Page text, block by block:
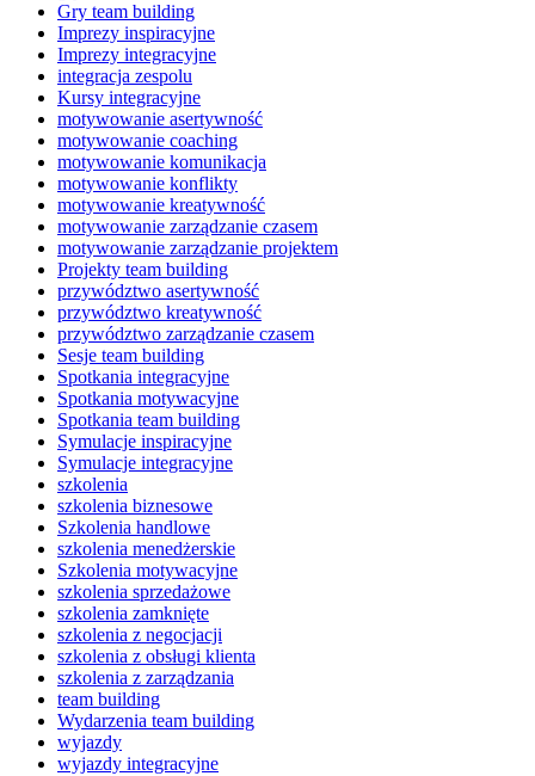
Gry team building
Imprezy inspiracyjne
Imprezy integracyjne
integracja zespolu
Kursy integracyjne
motywowanie asertywność
motywowanie coaching
motywowanie komunikacja
motywowanie konflikty
motywowanie kreatywność
motywowanie zarządzanie czasem
motywowanie zarządzanie projektem
Projekty team building
przywództwo asertywność
przywództwo kreatywność
przywództwo zarządzanie czasem
Sesje team building
Spotkania integracyjne
Spotkania motywacyjne
Spotkania team building
Symulacje inspiracyjne
Symulacje integracyjne
szkolenia
szkolenia biznesowe
Szkolenia handlowe
szkolenia menedżerskie
Szkolenia motywacyjne
szkolenia sprzedażowe
szkolenia zamknięte
szkolenia z negocjacji
szkolenia z obsługi klienta
szkolenia z zarządzania
team building
Wydarzenia team building
wyjazdy
wyjazdy integracyjne